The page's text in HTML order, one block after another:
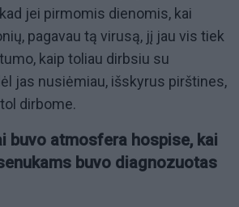
jei pirmomis dienomis, kai
pagavau tą virusą, jį jau vis tiek
kaip toliau dirbsiu su
jas nusiėmiau, išskyrus pirštines,
dirbome.
buvo atmosfera hospise, kai
buvo diagnozuotas